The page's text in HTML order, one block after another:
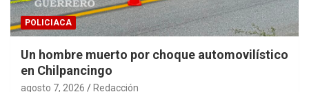
POLICIACA
Un hombre muerto por choque automovilístico
en Chilpancingo
agosto 7, 2026 Redacción